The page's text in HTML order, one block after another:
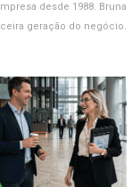
desde 1988. Bruna
geração do negócio.